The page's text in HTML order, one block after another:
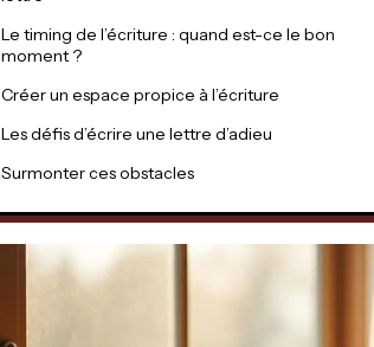
Le timing de l’écriture : quand est-ce le bon
moment ?
Créer un espace propice à l’écriture
Les défis d’écrire une lettre d’adieu
Surmonter ces obstacles